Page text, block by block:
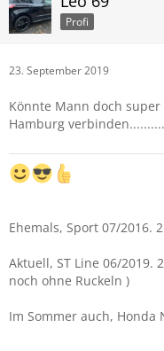
Profi
23. September 2019
Könnte Mann doch
Hamburg
Ehemals, Sport 07/2016.
Aktuell, ST Line 06/2019.
noch ohne Ruckeln )
Im Sommer auch, Honda